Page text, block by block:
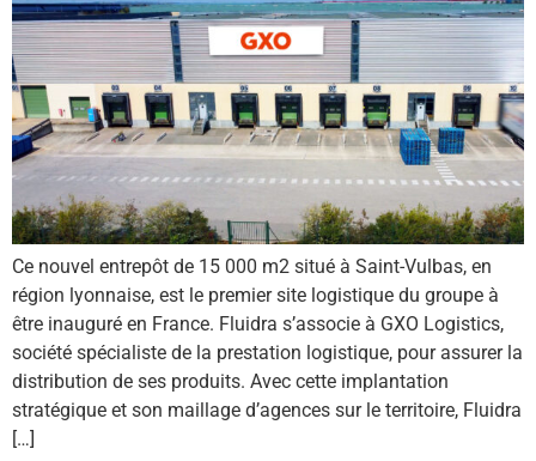
Ce nouvel entrepôt de 15 000 m2 situé à Saint-Vulbas, en
région lyonnaise, est le premier site logistique du groupe à
être inauguré en France. Fluidra s’associe à GXO Logistics,
société spécialiste de la prestation logistique, pour assurer la
distribution de ses produits. Avec cette implantation
stratégique et son maillage d’agences sur le territoire, Fluidra
[…]